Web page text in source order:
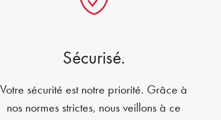
Sécurisé.
Votre sécurité est notre priorité. Grâce à
nos normes strictes, nous veillons à ce